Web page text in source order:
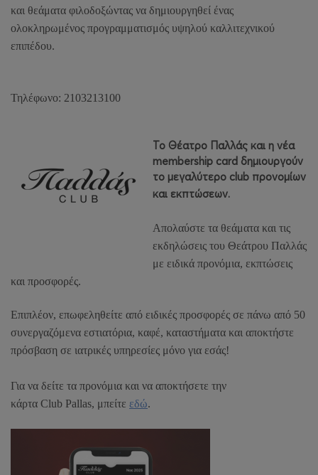
και θεάματα φιλοδοξώντας να δημιουργηθεί ένας
ολοκληρωμένος προγραμματισμός υψηλού καλλιτεχνικού
επιπέδου.
Τηλέφωνο: 2103213100
Το Θέατρο Παλλάς και η νέα
membership card δημιουργούν
το μεγαλύτερο club προνομίων
και εκπτώσεων.
Απολαύστε τα θεάματα και τις
εκδηλώσεις του Θεάτρου Παλλάς
με ειδικά προνόμια, εκπτώσεις
και προσφορές.
Επιπλέον, επωφεληθείτε από ειδικές προσφορές σε πάνω από 50
συνεργαζόμενα εστιατόρια, καφέ, καταστήματα και αποκτήστε
πρόσβαση σε ιατρικές υπηρεσίες μόνο για εσάς!
Για να δείτε τα προνόμια και να αποκτήσετε την
κάρτα Club Pallas, μπείτε εδώ.